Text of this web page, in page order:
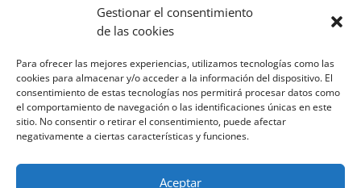
Gestionar el consentimiento
de las cookies
Para ofrecer las mejores experiencias, utilizamos tecnologías como las
cookies para almacenar y/o acceder a la información del dispositivo. El
consentimiento de estas tecnologías nos permitirá procesar datos como
el comportamiento de navegación o las identificaciones únicas en este
sitio. No consentir o retirar el consentimiento, puede afectar
negativamente a ciertas características y funciones.
Aceptar
alumnado y profesorado a recibir estos retos que
hacen que el aprendizaje cobre sentido y trabajemos
necesarias para llevar a cabo cualquier proyecto en
la vida real.
¡¡¡ENHORABUENA!!!